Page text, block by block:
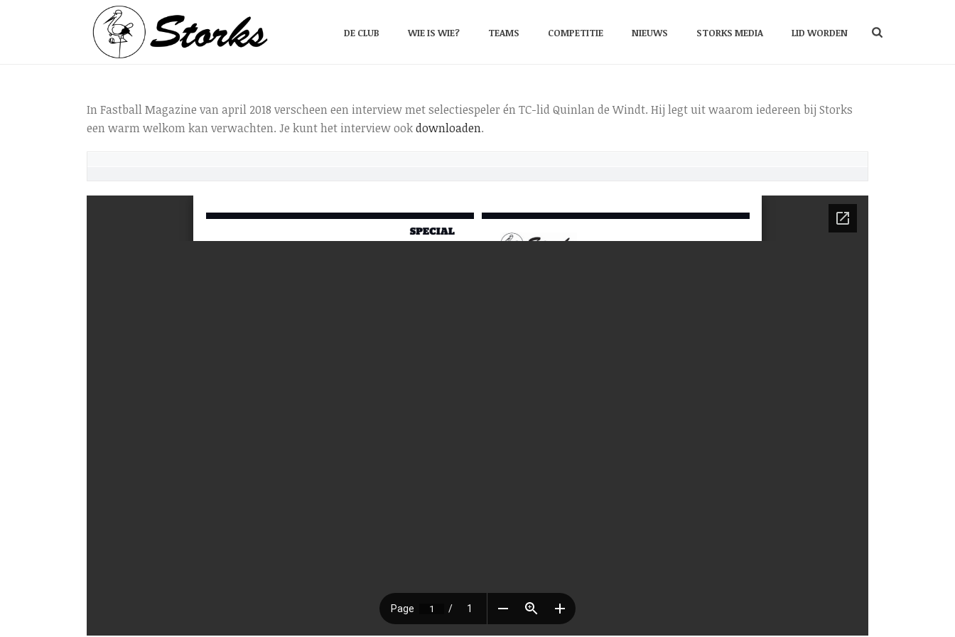
DE CLUB WIE IS WIE? TEAMS COMPETITIE NIEUWS STORKS MEDIA LID WORDEN
In Fastball Magazine van april 2018 verscheen een interview met selectiespeler én TC-lid Quinlan de Windt. Hij legt uit waarom iedereen bij Storks
een warm welkom kan verwachten. Je kunt het interview ookdownloaden.